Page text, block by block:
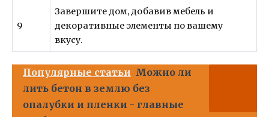
9
Завершите дом, добавив мебель и
декоративные элементы по вашему
вкусу.
Популярные статьи Можно ли
лить бетон в землю без
опалубки и пленки - главные